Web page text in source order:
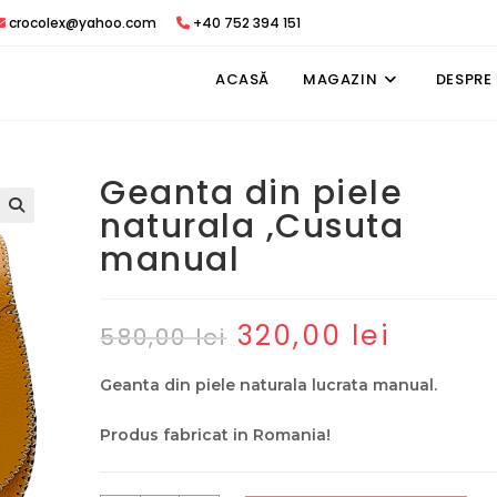
crocolex@yahoo.com +40 752 394 151
ACASĂ MAGAZIN
Geanta din piele
naturala ,Cusuta
manual
580,00lei Prețul
inițial
fost:
580,00 lei.
320,00 lei
320,00 lei.
Geanta din piele naturala lucrata manual.
Produs fabricat in Romania!